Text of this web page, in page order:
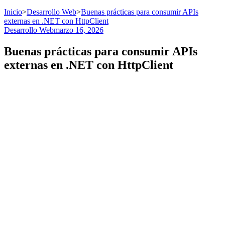
Inicio>Desarrollo Web>Buenas prácticas para consumir APIs
externas en .NET con HttpClient
Desarrollo Webmarzo 16, 2026
Buenas prácticas para consumir APIs
externas en .NET con HttpClient